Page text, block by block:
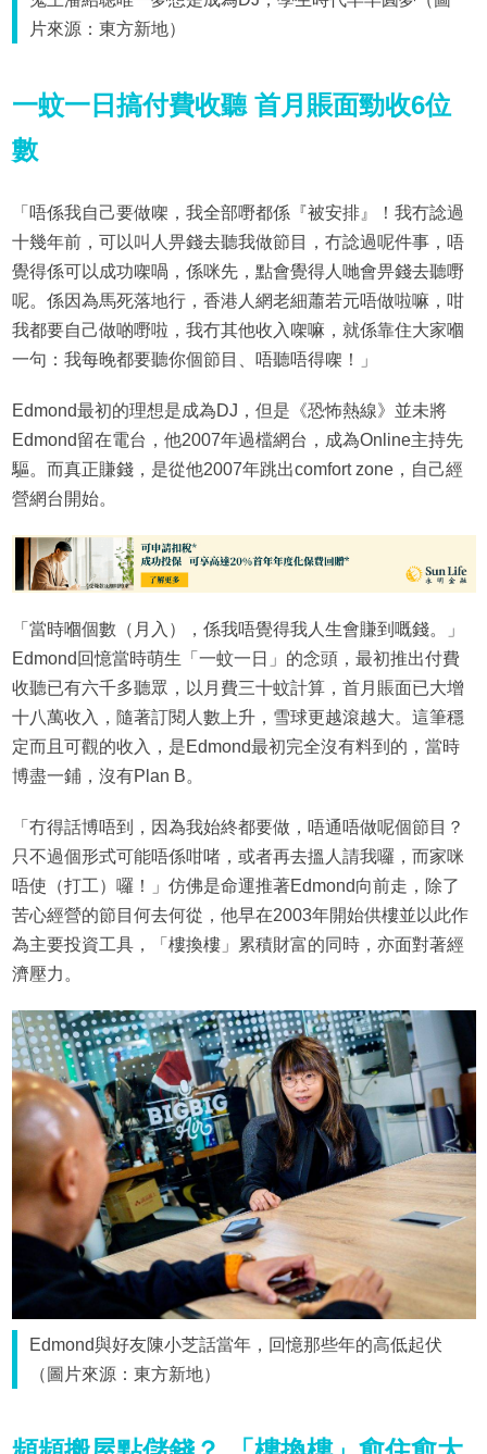
片來源：東方新地）
一蚊一日搞付費收聽 首月賬面勁收6位
數
「唔係我自己要做㗎，我全部嘢都係『被安排』！我冇諗過
十幾年前，可以叫人畀錢去聽我做節目，冇諗過呢件事，唔
覺得係可以成功㗎喎，係咪先，點會覺得人哋會畀錢去聽嘢
呢。係因為馬死落地行，香港人網老細蕭若元唔做啦嘛，咁
我都要自己做啲嘢啦，我冇其他收入㗎嘛，就係靠住大家嗰
一句：我每晚都要聽你個節目、唔聽唔得㗎！」
Edmond最初的理想是成為DJ，但是《恐怖熱線》並未將
Edmond留在電台，他2007年過檔網台，成為Online主持先
驅。而真正賺錢，是從他2007年跳出comfort zone，自己經
營網台開始。
「當時嗰個數（月入），係我唔覺得我人生會賺到嘅錢。」
Edmond回憶當時萌生「一蚊一日」的念頭，最初推出付費
收聽已有六千多聽眾，以月費三十蚊計算，首月賬面已大增
十八萬收入，隨著訂閱人數上升，雪球更越滾越大。這筆穩
定而且可觀的收入，是Edmond最初完全沒有料到的，當時
博盡一鋪，沒有Plan B。
「冇得話博唔到，因為我始終都要做，唔通唔做呢個節目？
只不過個形式可能唔係咁啫，或者再去搵人請我囉，而家咪
唔使（打工）囉！」仿佛是命運推著Edmond向前走，除了
苦心經營的節目何去何從，他早在2003年開始供樓並以此作
為主要投資工具，「樓換樓」累積財富的同時，亦面對著經
濟壓力。
Edmond與好友陳小芝話當年，回憶那些年的高低起伏
（圖片來源：東方新地）